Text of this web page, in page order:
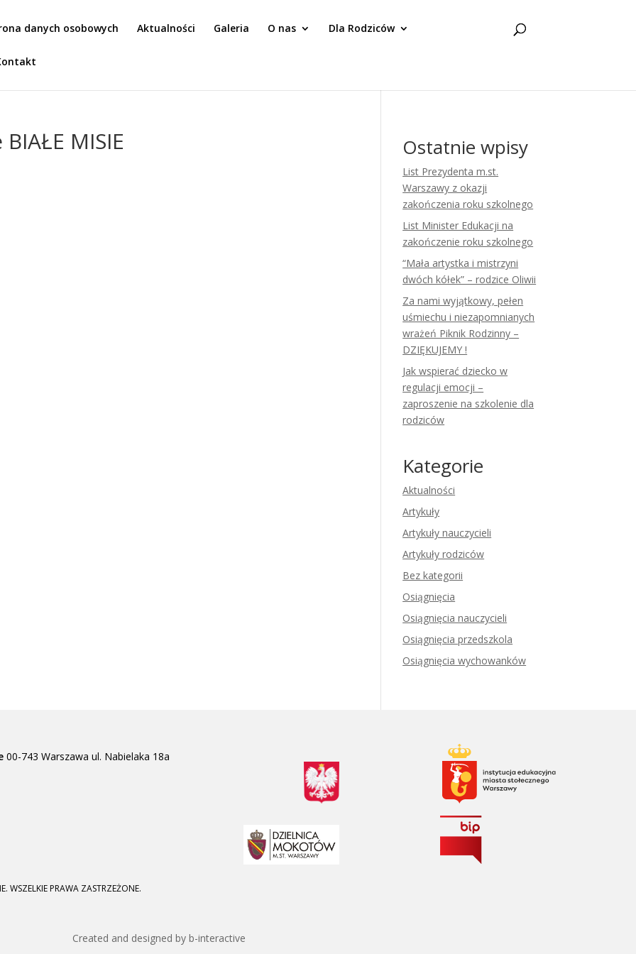
danych osobowych Aktualności Galeria O nas Dla Rodziców
MISIE Ostatnie wpisy
List Prezydenta m.st.
Warszawy z okazji
zakończenia roku szkolnego
List Minister Edukacji na
zakończenie roku szkolnego
“Mała artystka i mistrzyni
dwóch kółek” – rodzice Oliwii
Za nami wyjątkowy, pełen
uśmiechu i niezapomnianych
wrażeń Piknik Rodzinny –
DZIĘKUJEMY !
Jak wspierać dziecko w
regulacji emocji –
zaproszenie na szkolenie dla
rodziców
Kategorie
Aktualności
Artykuły
Artykuły nauczycieli
Artykuły rodziców
Bez kategorii
Osiągnięcia
Osiągnięcia nauczycieli
Osiągnięcia przedszkola
Osiągnięcia wychowanków
00-743 Warszawa ul. Nabielaka 18a
WSZELKIE PRAWA ZASTRZEŻONE.
Created and designed by b-interactive